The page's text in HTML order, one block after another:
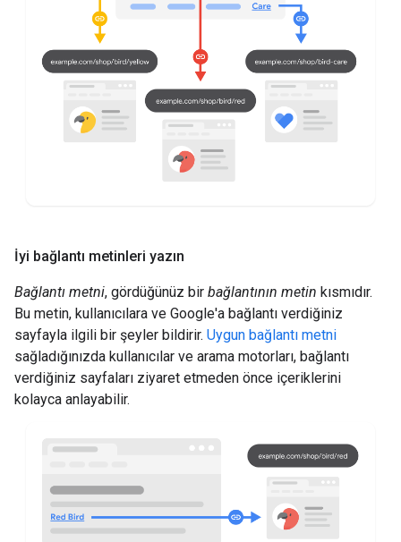
İyi bağlantı metinleri yazın
Bağlantı metni, gördüğünüz bir bağlantının metin kısmıdır.
Bu metin, kullanıcılara ve Google'a bağlantı verdiğiniz
sayfayla ilgili bir şeyler bildirir. Uygun bağlantı metni
sağladığınızda kullanıcılar ve arama motorları, bağlantı
verdiğiniz sayfaları ziyaret etmeden önce içeriklerini
kolayca anlayabilir.